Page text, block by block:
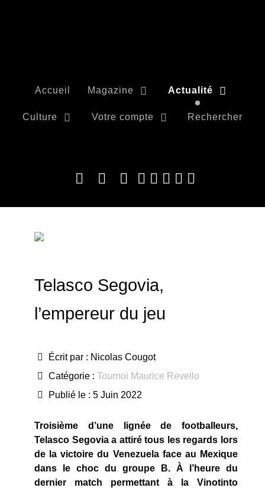
Accueil Magazine Actualité
Culture Votre compte Rechercher
Telasco Segovia,
l’empereur du jeu
Écrit par : Nicolas Cougot
Catégorie : Tournoi Maurice Revello
Publié le : 5 Juin 2022
Troisième d’une lignée de footballeurs,
Telasco Segovia a attiré tous les regards lors
de la victoire du Venezuela face au Mexique
dans le choc du groupe B. À l’heure du
dernier match permettant à la Vinotinto